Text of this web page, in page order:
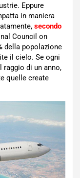
Eppure
in maniera
secondo
Council on
della popolazione
il cielo. Se ogni
raggio di un anno,
quelle create